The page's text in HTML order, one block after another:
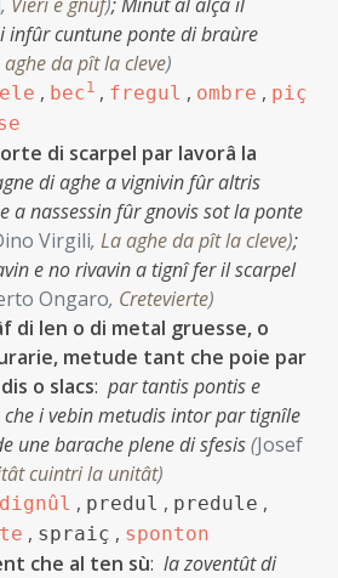
infûr cuntune ponte di braùre
aghe da pît la cleve)
, bec1 , fregul , ombre , piç
di scarpel par lavorâ la
di aghe a vignivin fûr altris
a nassessin fûr gnovis sot la ponte
Virgili, La aghe da pît la cleve);
e no rivavin a tignî fer il scarpel
Ongaro, Cretevierte)
di len o di metal gruesse, o
metude tant che poie par
o slacs: par tantis pontis e
i vebin metudis intor par tignîle
une barache plene di sfesis(Josef
cuintri la unitât)
, predul , predule ,
, spraiç , sponton
che al ten sù: la zoventût di